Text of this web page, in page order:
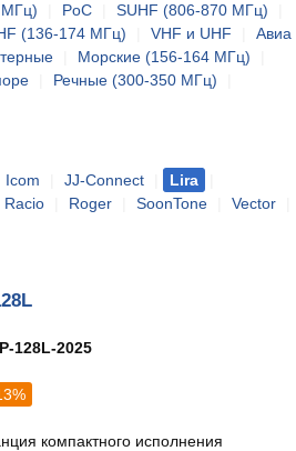
МГц) PoC SUHF (806-870 МГц)
(136-174 МГц) VHF и UHF
Авиа
Морские (156-164 МГц)
Речные (300-350 МГц)
Icom JJ-Connect Lira
Racio Roger SoonTone Vector
P-128L-2025
компактного исполнения